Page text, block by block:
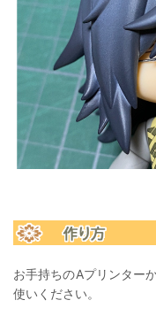
お手持ちのAプリンター
使いください。